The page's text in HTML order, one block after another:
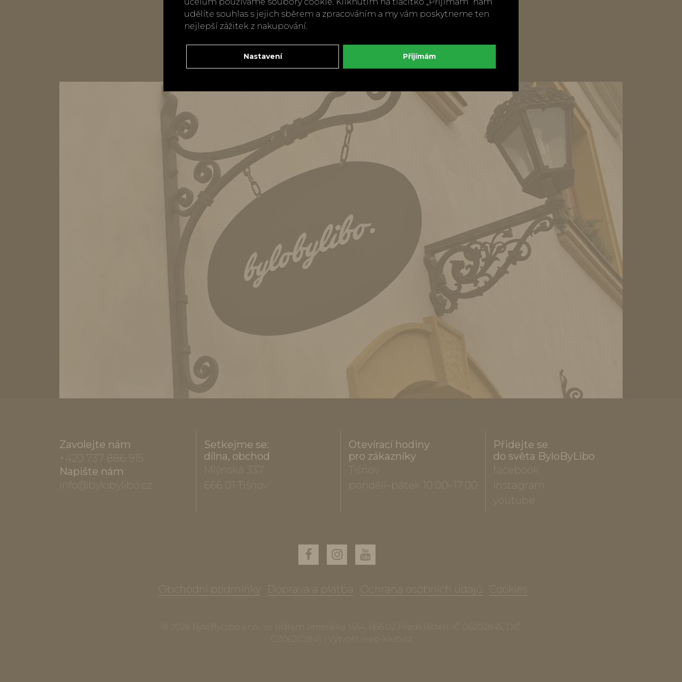
Zavolejte nám
+420 737 886 915
Napište nám
info@bylobylibo.cz
Setkejme se:
dílna, obchod
Mlýnská 337
666 01 Tišnov
Otevírací hodiny
pro zákazníky
Tišnov
pondělí–pátek 10.00–17.00
Přidejte se
do světa ByloByLibo
facebook
instagram
youtube
Obchodní podmínky Doprava a platba Ochrana osobních údajů Cookies
© 2026 ByloByLibo s.r.o., se sídlem Jenerálka 1454, 666 02 Předklášteří, IČ 06202845, DIČ
CZ06202845 | Vytvořil
udělíte souhlas s jejich sběrem a zpracováním a my vám poskytneme ten
nejlepší zážitek z nakupování.
Nastavení Přijímám